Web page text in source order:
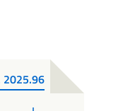
2025.96